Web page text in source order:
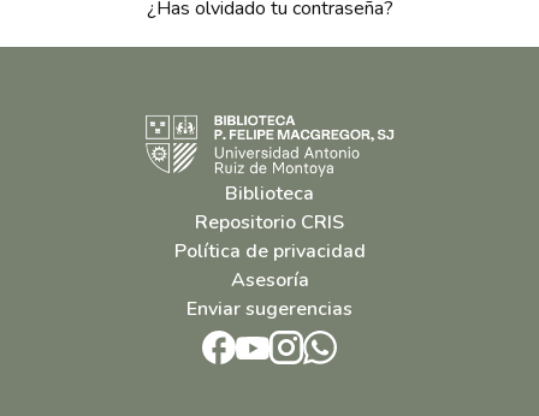
¿Has olvidado tu contraseña?
Biblioteca
Repositorio CRIS
Política de privacidad
Asesoría
Enviar sugerencias